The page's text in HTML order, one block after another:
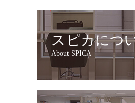
スピカにつ
About SPICA